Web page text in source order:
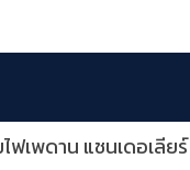
ฟเพดาน แชนเดอเลียร์